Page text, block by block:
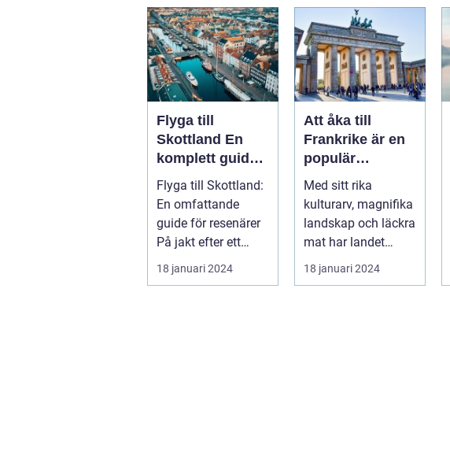
Flyga till
Skottland En
komplett guide
för resenärer
Flyga till Skottland:
En omfattande
guide för resenärer
På jakt efter ett
äventyr i det vackra
Skot...
18 januari 2024
Att åka till
Frankrike är en
populär
destination för
många
resenärer
Med sitt rika
kulturarv, magnifika
landskap och läckra
mat har landet
mycket att erbjuda. I
denna ar...
18 januari 2024